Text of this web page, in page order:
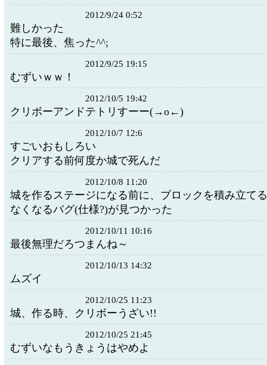
2012/9/24 0:52
難しかった
特に最後、焦った^^;
2012/9/25 19:15
むずいｗｗ！
2012/10/5 19:42
クリボーアンドテトリすーー(→o←)ゞ
2012/10/7 12:6
すごいおもしろい
クリアする前何度か城で死んだ
2012/10/8 11:20
城を作るステージになる前に、ブロックを積み立て
なくなるバグ(仕様?)が見つかった
2012/10/11 10:16
最後無理だろつまんね～
2012/10/13 14:32
ムズイ
2012/10/25 11:23
城、作る時、クリボーうざい!!
2012/10/25 21:45
むずいなもうきょうはやめよ